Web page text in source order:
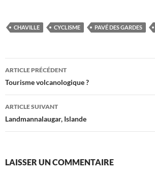
CHAVILLE CYCLISME PAVÉ DES GARDES
Navigation
des
articles
ARTICLE PRÉCÉDENT
Tourisme volcanologique ?
ARTICLE SUIVANT
Landmannalaugar, Islande
LAISSER UN COMMENTAIRE